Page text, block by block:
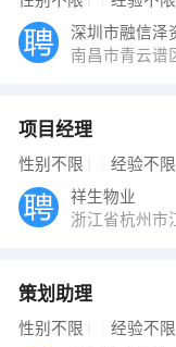
深圳市融信泽
南昌市青云谱
项目经理
性别不限 经验不限
祥生物业
浙江省杭州市
策划助理
性别不限 经验不限